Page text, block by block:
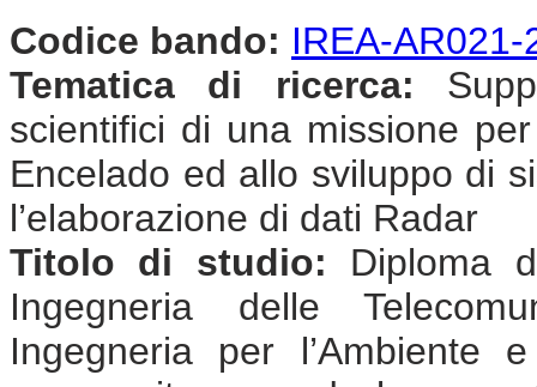
Codice bando: IREA-AR021-
Tematica di ricerca:
scientifici di una missione
Encelado ed allo sviluppo di
l’elaborazione di dati Radar
Titolo di studio: Diploma
Ingegneria delle
Ingegneria per l’Ambiente